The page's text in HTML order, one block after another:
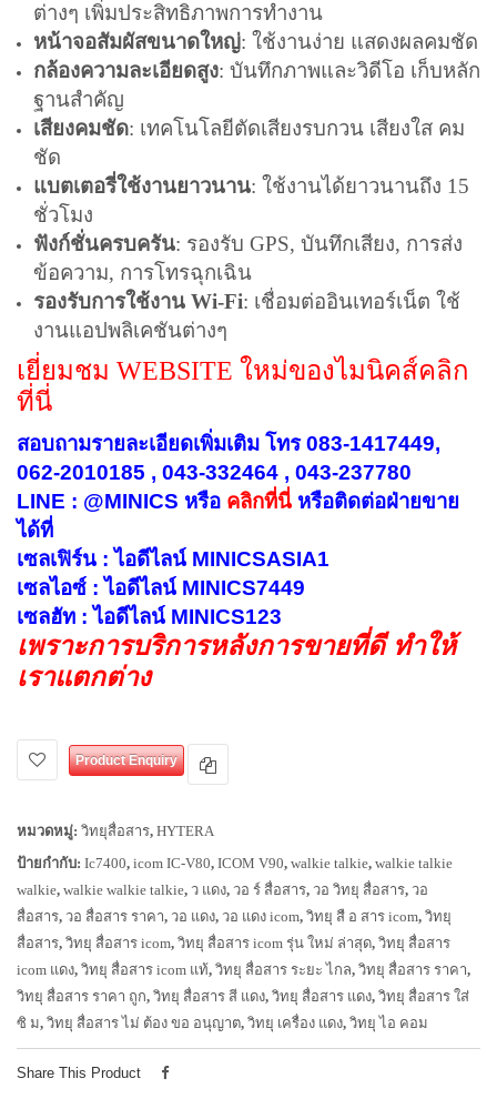
ต่างๆ เพิ่มประสิทธิภาพการทำงาน
หน้าจอสัมผัสขนาดใหญ่: ใช้งานง่าย แสดงผลคมชัด
กล้องความละเอียดสูง: บันทึกภาพและวิดีโอ เก็บหลัก
ฐานสำคัญ
เสียงคมชัด: เทคโนโลยีตัดเสียงรบกวน เสียงใส คม
ชัด
แบตเตอรี่ใช้งานยาวนาน: ใช้งานได้ยาวนานถึง 15
ชั่วโมง
ฟังก์ชั่นครบครัน: รองรับ GPS, บันทึกเสียง, การส่ง
ข้อความ, การโทรฉุกเฉิน
รองรับการใช้งาน Wi-Fi: เชื่อมต่ออินเทอร์เน็ต ใช้
งานแอปพลิเคชันต่างๆ
เยี่ยมชม WEBSITE ใหม่ของไมนิคส์คลิก
ที่นี่
สอบถามรายละเอียดเพิ่มเติม โทร 083-1417449,
062-2010185 , 043-332464 , 043-237780
LINE : @MINICS หรือ คลิกที่นี่ หรือติดต่อฝ่ายขาย
ได้ที่
เซลเฟิร์น : ไอดีไลน์ MINICSASIA1
เซลไอซ์ : ไอดีไลน์ MINICS7449
เซลฮัท : ไอดีไลน์ MINICS123
เพราะการบริการหลังการขายที่ดี ทำให้
เราแตกต่าง
Product Enquiry
หมวดหมู่: วิทยุสื่อสาร, HYTERA
ป้ายกำกับ: Ic7400, icom IC-V80, ICOM V90, walkie talkie, walkie talkie
walkie, walkie walkie talkie, ว แดง, วอ ร์ สื่อสาร, วอ วิทยุ สื่อสาร, วอ
สื่อสาร, วอ สื่อสาร ราคา, วอ แดง, วอ แดง icom, วิทยุ สื อ สาร icom, วิทยุ
สื่อสาร, วิทยุ สื่อสาร icom, วิทยุ สื่อสาร icom รุ่น ใหม่ ล่าสุด, วิทยุ สื่อสาร
icom แดง, วิทยุ สื่อสาร icom แท้, วิทยุ สื่อสาร ระยะ ไกล, วิทยุ สื่อสาร ราคา,
วิทยุ สื่อสาร ราคา ถูก, วิทยุ สื่อสาร สี แดง, วิทยุ สื่อสาร แดง, วิทยุ สื่อสาร ใส่
ซิ ม, วิทยุ สื่อสาร ไม่ ต้อง ขอ อนุญาต, วิทยุ เครื่อง แดง, วิทยุ ไอ คอม
Share This Product